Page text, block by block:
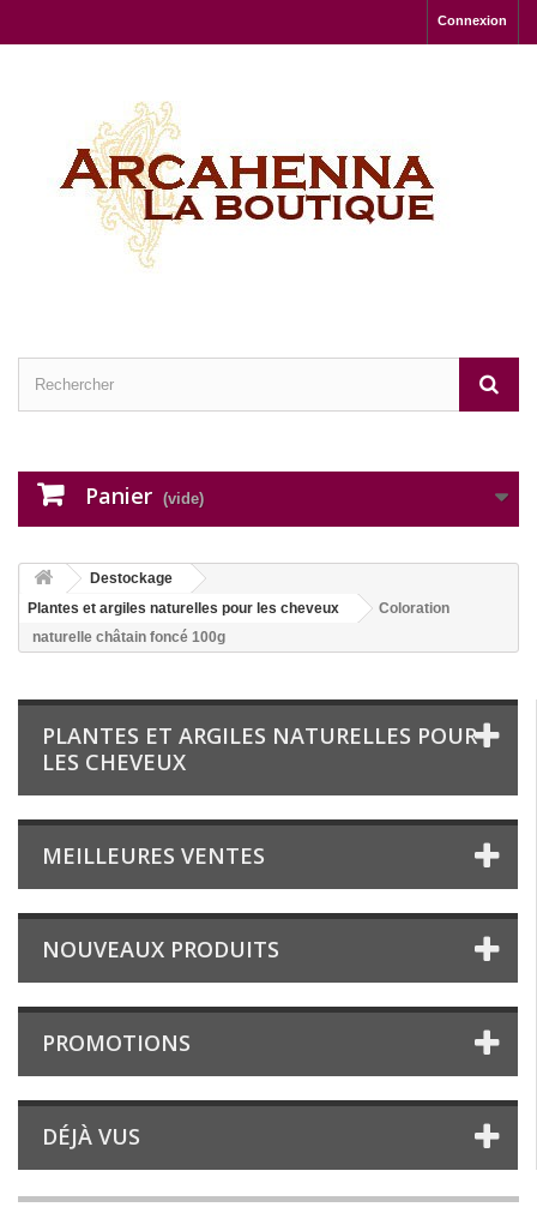
Connexion
Panier (vide)
Destockage
Plantes et argiles naturelles pour les cheveux
Coloration
naturelle châtain foncé 100g
PLANTES ET ARGILES NATURELLES POUR
LES CHEVEUX
MEILLEURES VENTES
NOUVEAUX PRODUITS
PROMOTIONS
DÉJÀ VUS